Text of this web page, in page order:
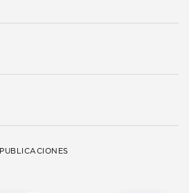
PUBLICACIONES